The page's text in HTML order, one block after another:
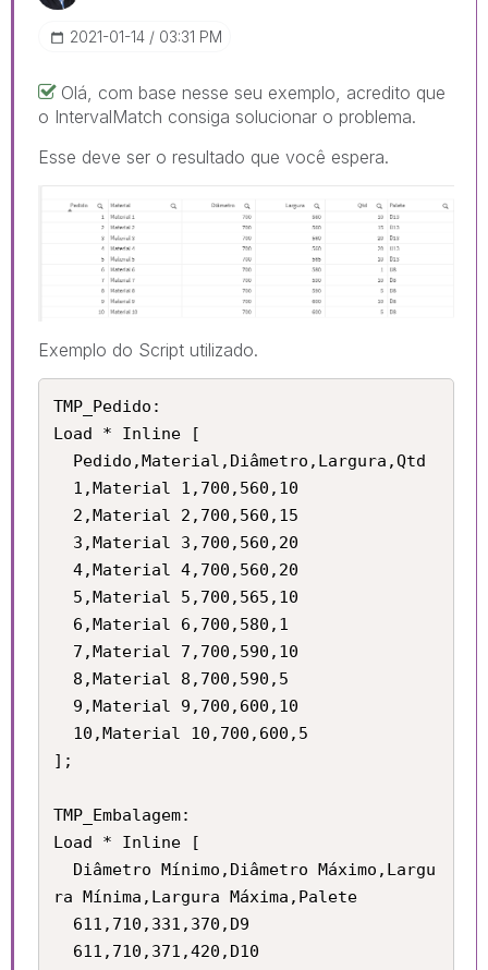
‎2021-01-14 03:31 PM
Olá, com base nesse seu exemplo, acredito que
o IntervalMatch consiga solucionar o problema.
Esse deve ser o resultado que você espera.
Exemplo do Script utilizado.
TMP_Pedido:
Load * Inline [
];
TMP_Embalagem:
Load * Inline [
ra Mínima,Largura Máxima,Palete